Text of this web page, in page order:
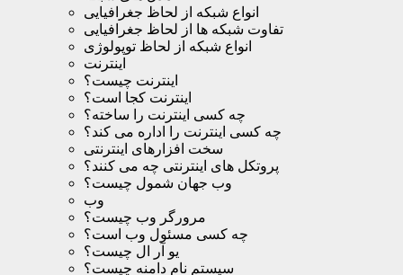
انواع شبکه از لحاظ جغرافیایی
تفاوت شبکه ها از لحاظ جغرافیایی
انواع شبکه از لحاظ توپولوژی
اینترنت
اینترنت چیست؟
اینترنت کجا است؟
چه کسی اینترنت را ساخته؟
چه کسی اینترنت را اداره می کند؟
سخت افزارهای اینترنتی
پروتکل های اینترنتی چه می کنند؟
وب جهان شمول چیست؟
وب
مرورگر وب چیست؟
چه کسی مسئول وب است؟
یو آر ال چیست؟
سیستم نام دامنه چیست؟